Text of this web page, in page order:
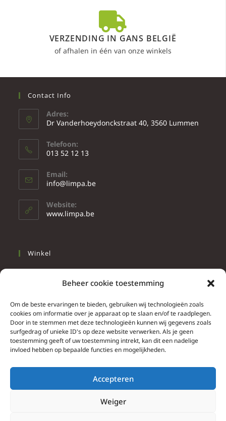
Beheer cookie toestemming
Om de beste ervaringen te bieden, gebruiken wij technologieën zoals
cookies om informatie over je apparaat op te slaan en/of te raadplegen.
Door in te stemmen met deze technologieën kunnen wij gegevens zoals
surfgedrag of unieke ID's op deze website verwerken. Als je geen
toestemming geeft of uw toestemming intrekt, kan dit een nadelige
invloed hebben op bepaalde functies en mogelijkheden.
Accepteren
Weiger
VERZENDING IN GANS BELGIË
of afhalen in één van onze winkels
Contact Info
Adres:
Dr Vanderhoeydonckstraat 40, 3560 Lummen
Telefoon:
013 52 12 13
Email:
info@limpa.be
Website:
www.limpa.be
Winkel
Wonen
Info
Contacteer ons